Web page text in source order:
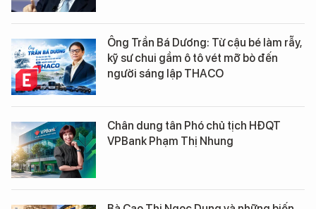
Ông Trần Bá Dương: Từ cậu bé làm rẫy,
kỹ sư chui gầm ô tô vét mỡ bò đến
người sáng lập THACO
Chân dung tân Phó chủ tịch HĐQT
VPBank Phạm Thị Nhung